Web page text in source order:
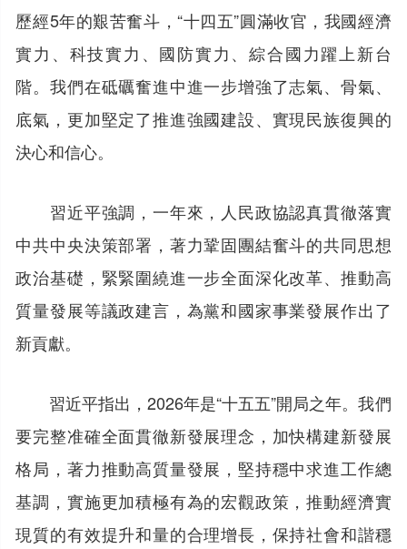
歷經5年的艱苦奮斗，“十四五”圓滿收官，我國經濟
實力、科技實力、國防實力、綜合國力躍上新台
階。我們在砥礪奮進中進一步增強了志氣、骨氣、
底氣，更加堅定了推進強國建設、實現民族復興的
決心和信心。
習近平強調，一年來，人民政協認真貫徹落實
中共中央決策部署，著力鞏固團結奮斗的共同思想
政治基礎，緊緊圍繞進一步全面深化改革、推動高
質量發展等議政建言，為黨和國家事業發展作出了
新貢獻。
習近平指出，2026年是“十五五”開局之年。我們
要完整准確全面貫徹新發展理念，加快構建新發展
格局，著力推動高質量發展，堅持穩中求進工作總
基調，實施更加積極有為的宏觀政策，推動經濟實
現質的有效提升和量的合理增長，保持社會和諧穩